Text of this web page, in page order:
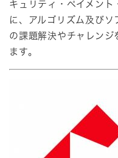
キュリティ・ペイメント
に、アルゴリズム及び
の課題解決やチャレン
ます。